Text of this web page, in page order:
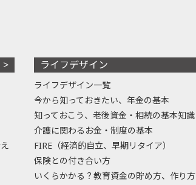
ライフデザイン
ライフデザイン一覧
今から知っておきたい、年金の基本
知っておこう、老後資金・相続の基本知識
介護に関わるお金・制度の基本
FIRE（経済的自立、早期リタイア）
保険との付き合い方
いくらかかる？教育資金の貯め方、作り方